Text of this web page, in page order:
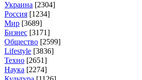
Украина [2304]
Россия [1234]
Мир [3689]
Бизнес [3171]
Общество [2599]
Lifestyle [3836]
Техно [2651]
Наука [2274]